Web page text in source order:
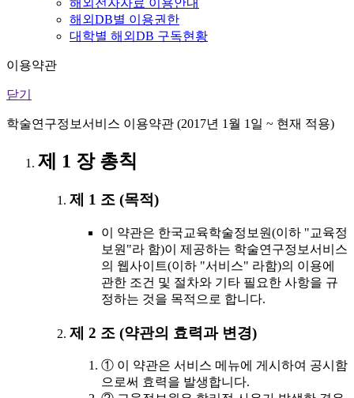
해외전자자료 이용안내
해외DB별 이용권한
대학별 해외DB 구독현황
이용약관
닫기
학술연구정보서비스 이용약관 (2017년 1월 1일 ~ 현재 적용)
제 1 장 총칙
제 1 조 (목적)
이 약관은 한국교육학술정보원(이하 "교육정
보원"라 함)이 제공하는 학술연구정보서비스
의 웹사이트(이하 "서비스" 라함)의 이용에
관한 조건 및 절차와 기타 필요한 사항을 규
정하는 것을 목적으로 합니다.
제 2 조 (약관의 효력과 변경)
① 이 약관은 서비스 메뉴에 게시하여 공시함
으로써 효력을 발생합니다.